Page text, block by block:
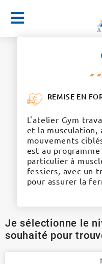
Menu
REMISE EN
L'atelier Gym
et la musculation,
mouvements
est au
particulier à
fessiers, avec un
pour assurer la
Je sélectionne le
souhaité pour